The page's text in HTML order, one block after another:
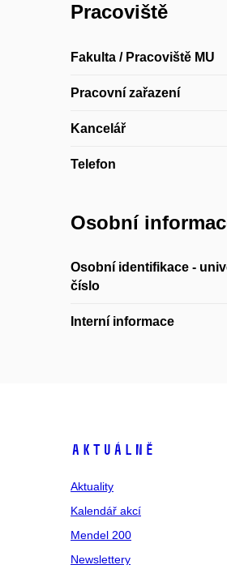
Pracoviště
Fakulta / Pracoviště MU
Pracovní zařazení
Kancelář
Telefon
Osobní
Osobní identifikace -
číslo
Interní informace
Aktuálně
Aktuality
Kalendář akcí
Mendel 200
Newslettery